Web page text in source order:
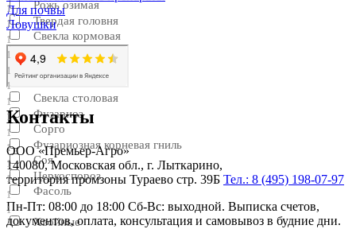
Рожь озимая
1
Свекла кормовая
1
Свекла сахарная
1
Свекла столовая
1
Сорго
1
Соя
1
Фасоль
1
Хвойные
1
Твердая головня
1
Фитофтороз
1
Фомоз
1
Фузариоз
1
Фузариозная корневая гниль
1
Церкоспороз
1
Для почвы
Ловушки
Контакты
ООО «Премьер-Агро»
140080, Московская обл., г. Лыткарино,
территория промзоны Тураево стр. 39Б Тел.: 8 (495) 198-07-97
Пн-Пт: 08:00 до 18:00 Сб-Вс: выходной. Выписка счетов,
документов, оплата, консультация и самовывоз в будние дни.